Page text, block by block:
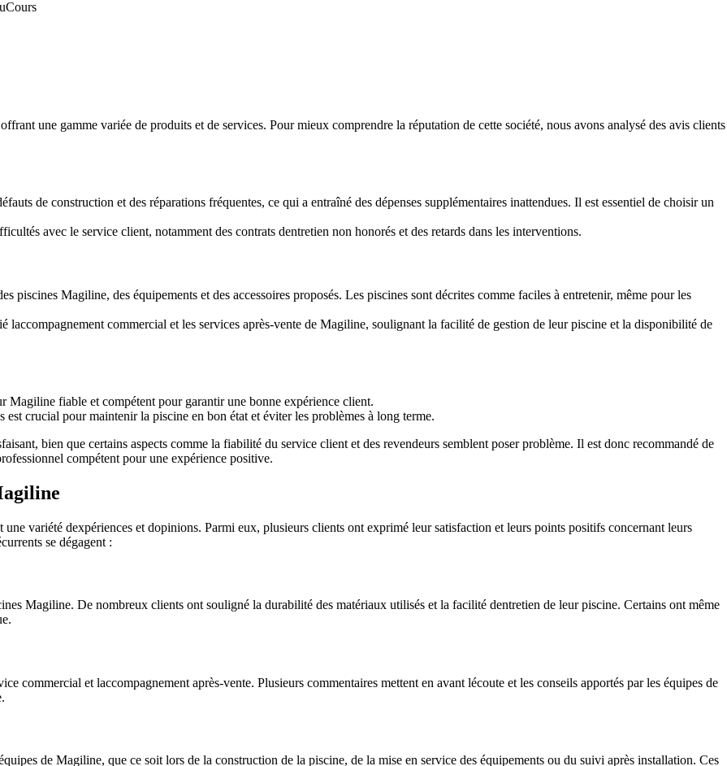
Cours
une gamme variée de produits et de services. Pour mieux comprendre la réputation de cette société, nous avons analysé des avis clients
de construction et des réparations fréquentes, ce qui a entraîné des dépenses supplémentaires inattendues. Il est essentiel de choisir un
avec le service client, notamment des contrats dentretien non honorés et des retards dans les interventions.
piscines Magiline, des équipements et des accessoires proposés. Les piscines sont décrites comme faciles à entretenir, même pour les
laccompagnement commercial et les services après-vente de Magiline, soulignant la facilité de gestion de leur piscine et la disponibilité de
Magiline fiable et compétent pour garantir une bonne expérience client.
est crucial pour maintenir la piscine en bon état et éviter les problèmes à long terme.
bien que certains aspects comme la fiabilité du service client et des revendeurs semblent poser problème. Il est donc recommandé de
compétent pour une expérience positive.
variété dexpériences et dopinions. Parmi eux, plusieurs clients ont exprimé leur satisfaction et leurs points positifs concernant leurs
se dégagent :
Magiline. De nombreux clients ont souligné la durabilité des matériaux utilisés et la facilité dentretien de leur piscine. Certains ont même
commercial et laccompagnement après-vente. Plusieurs commentaires mettent en avant lécoute et les conseils apportés par les équipes de
de Magiline, que ce soit lors de la construction de la piscine, de la mise en service des équipements ou du suivi après installation. Ces